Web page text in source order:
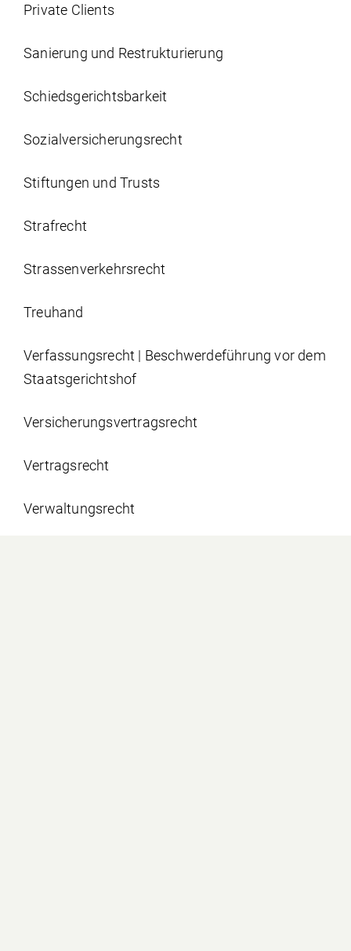
Private Clients
Sanierung und Restrukturierung
Schiedsgerichtsbarkeit
Sozial­versicherungs­recht
Stiftungen und Trusts
Strafrecht
Strassen­verkehrs­recht
Treuhand
Verfassungsrecht | Beschwerdeführung vor dem
Staatsgerichtshof
Versicherungs­vertrags­recht
Vertragsrecht
Verwaltungsrecht